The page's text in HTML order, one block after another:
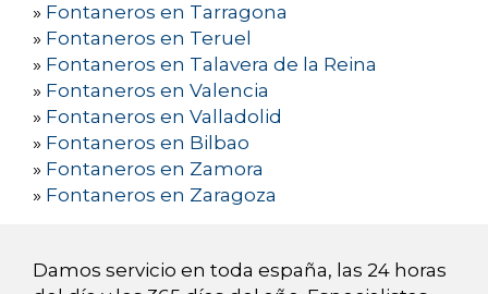
» Fontaneros en Tarragona
» Fontaneros en Teruel
» Fontaneros en Talavera de la Reina
» Fontaneros en Valencia
» Fontaneros en Valladolid
» Fontaneros en Bilbao
» Fontaneros en Zamora
» Fontaneros en Zaragoza
Damos servicio en toda españa, las 24 horas